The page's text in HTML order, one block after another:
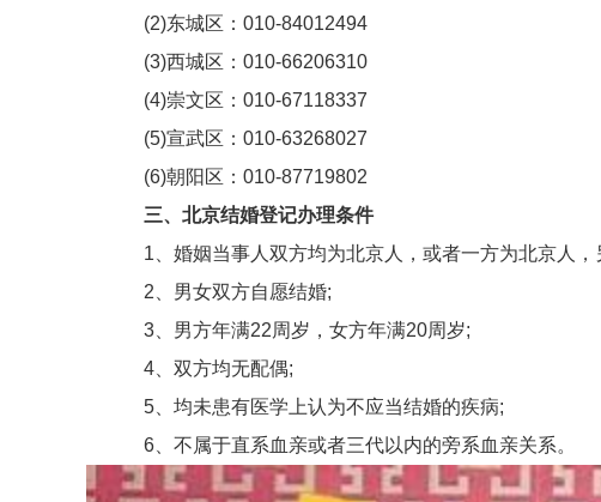
(2)东城区：010-84012494
(3)西城区：010-66206310
(4)崇文区：010-67118337
(5)宣武区：010-63268027
(6)朝阳区：010-87719802
三、北京结婚登记办理条件
1、婚姻当事人双方均为北京人，或者一方为北京人，
2、男女双方自愿结婚;
3、男方年满22周岁，女方年满20周岁;
4、双方均无配偶;
5、均未患有医学上认为不应当结婚的疾病;
6、不属于直系血亲或者三代以内的旁系血亲关系。